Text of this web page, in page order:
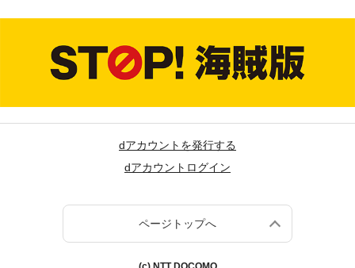
dアカウントを発行する
dアカウントログイン
ページトップへ